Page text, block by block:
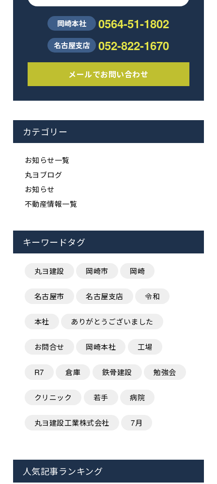
岡崎本社 0564-51-1802
名古屋支店 052-822-1670
メールでお問い合わせ
カテゴリー
お知らせ一覧
丸ヨブログ
お知らせ
不動産情報一覧
キーワードタグ
丸ヨ建設 岡崎市 岡崎
名古屋市 名古屋支店 令和
本社 ありがとうございました
お問合せ 岡崎本社 工場
R7 倉庫 鉄骨建設 勉強会
クリニック 若手 病院
丸ヨ建設工業株式会社 7月
人気記事ランキング